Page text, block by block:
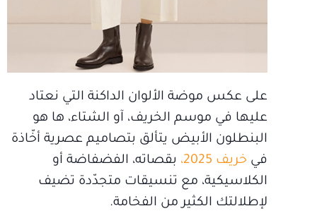
على عكس موضة الألوان الداكنة التي نعتاد
عليها في موسم الخريف، آو الشتاء، ها هو
البنطلون الأبيض يتألق بتصاميم عصرية أخّاذة
في خريف 2025،
بقصاته، الفضفاضة أو
الكلاسيكية، مع تنسيقات متجدّدة تضيف
لإطلالتك الكثير من الفخامة.